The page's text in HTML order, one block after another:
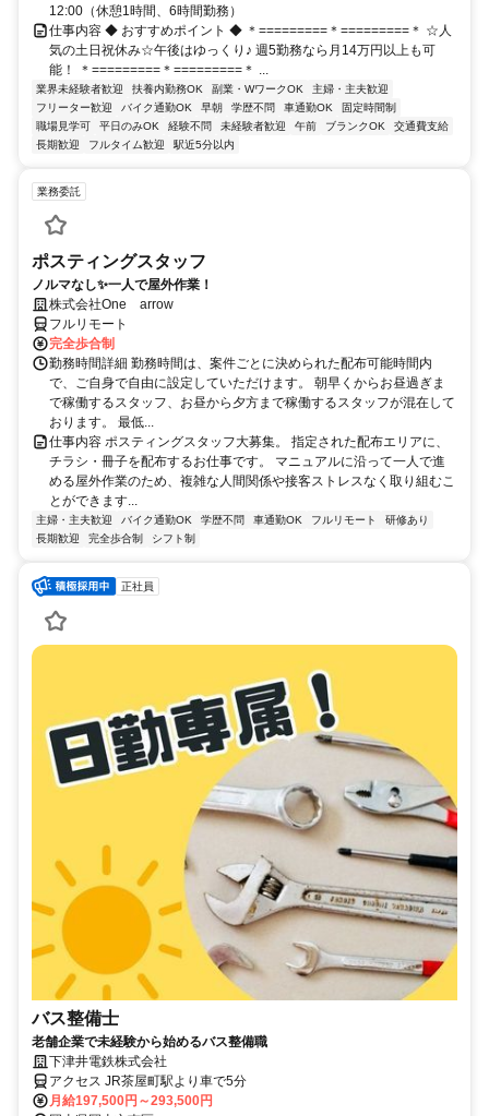
12:00（休憩1時間、6時間勤務）
仕事内容 ◆ おすすめポイント ◆ ＊=========＊=========＊ ☆人
気の土日祝休み☆午後はゆっくり♪ 週5勤務なら月14万円以上も可
能！ ＊=========＊=========＊ ...
業界未経験者歓迎 扶養内勤務OK 副業・WワークOK
主婦・主夫歓迎
フリーター歓迎
バイク通勤OK 早朝 学歴不問 車通勤OK
固定時間制
職場見学可
平日のみOK 経験不問 未経験者歓迎 午前 ブランクOK
交通費支給
長期歓迎
フルタイム歓迎 駅近5分以内
業務委託
ポスティングスタッフ
ノルマなし✨一人で屋外作業！
株式会社One arrow
フルリモート
完全歩合制
勤務時間詳細 勤務時間は、案件ごとに決められた配布可能時間内
で、ご自身で自由に設定していただけます。 朝早くからお昼過ぎま
で稼働するスタッフ、お昼から夕方まで稼働するスタッフが混在して
おります。 最低...
仕事内容 ポスティングスタッフ大募集。 指定された配布エリアに、
チラシ・冊子を配布するお仕事です。 マニュアルに沿って一人で進
める屋外作業のため、複雑な人間関係や接客ストレスなく取り組むこ
とができます...
主婦・主夫歓迎 バイク通勤OK 学歴不問 車通勤OK フルリモート
研修あり
長期歓迎
完全歩合制 シフト制
正社員
バス整備士
老舗企業で未経験から始めるバス整備職
下津井電鉄株式会社
アクセス JR茶屋町駅より車で5分
月給197,500円～293,500円